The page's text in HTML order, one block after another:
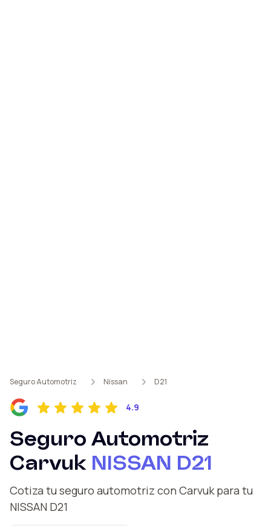
Seguro Automotriz Nissan D21
4.9
Seguro Automotriz
Carvuk NISSAN D21
Cotiza tu seguro automotriz con Carvuk para tu
NISSAN D21